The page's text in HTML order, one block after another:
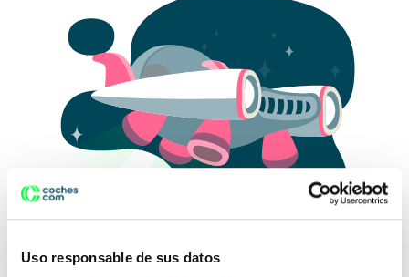
Uso responsable de sus datos